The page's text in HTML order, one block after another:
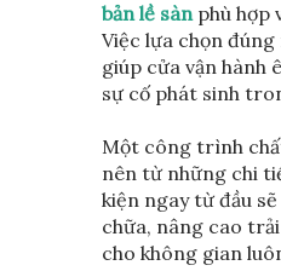
bản lề sànphù hợp
Việc lựa chọn
giúp cửa vận hành
sự cố phát sinh
Một công trình
nên từ những chi
kiện ngay từ đầu
chữa, nâng cao
cho không gian